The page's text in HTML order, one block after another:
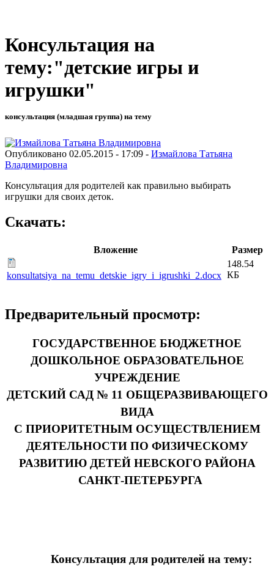
Консультация на
тему:"детские игры и
игрушки"
консультация (младшая группа) на тему
Опубликовано 02.05.2015 - 17:09 - Измайлова Татьяна
Владимировна
Консультация для родителей как правильно выбирать
игрушки для своих деток.
Скачать:
Вложение Размер
konsultatsiya_na_temu_detskie_igry_i_igrushki_2.docx
148.54
КБ
Предварительный просмотр:
ГОСУДАРСТВЕННОЕ БЮДЖЕТНОЕ
ДОШКОЛЬНОЕ ОБРАЗОВАТЕЛЬНОЕ
УЧРЕЖДЕНИЕ
ДЕТСКИЙ САД № 11 ОБЩЕРАЗВИВАЮЩЕГО
ВИДА
С ПРИОРИТЕТНЫМ ОСУЩЕСТВЛЕНИЕМ
ДЕЯТЕЛЬНОСТИ ПО ФИЗИЧЕСКОМУ
РАЗВИТИЮ ДЕТЕЙ НЕВСКОГО РАЙОНА
САНКТ-ПЕТЕРБУРГА
Консультация для родителей на тему: